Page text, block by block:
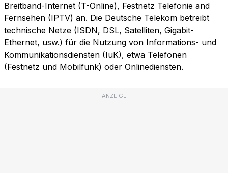
Breitband-Internet (T-Online), Festnetz Telefonie and
Fernsehen (IPTV) an. Die Deutsche Telekom betreibt
technische Netze (ISDN, DSL, Satelliten, Gigabit-
Ethernet, usw.) für die Nutzung von Informations- und
Kommunikationsdiensten (IuK), etwa Telefonen
(Festnetz und Mobilfunk) oder Onlinediensten.
ANZEIGE